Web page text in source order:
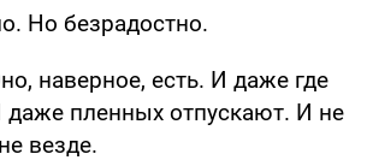
Но безрадостно.
наверное, есть. И даже где
даже пленных отпускают. И не
везде.